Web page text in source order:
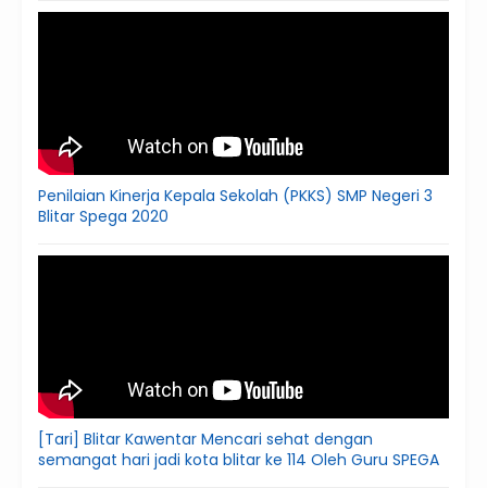
Penilaian Kinerja Kepala Sekolah (PKKS) SMP Negeri 3
Blitar Spega 2020
[Tari] Blitar Kawentar Mencari sehat dengan
semangat hari jadi kota blitar ke 114 Oleh Guru SPEGA